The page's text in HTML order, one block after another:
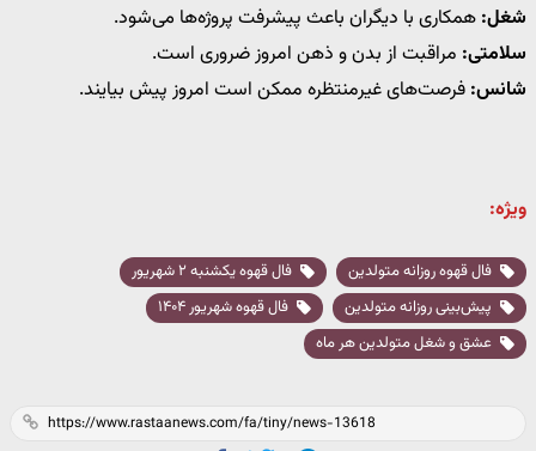
شغل: همکاری با دیگران باعث پیشرفت پروژه‌ها می‌شود.
سلامتی: مراقبت از بدن و ذهن امروز ضروری است.
شانس: فرصت‌های غیرمنتظره ممکن است امروز پیش بیایند.
ویژه:
فال قهوه روزانه متولدین
فال قهوه یکشنبه ۲ شهریور
پیش‌بینی روزانه متولدین
فال قهوه شهریور ۱۴۰۴
عشق و شغل متولدین هر ماه